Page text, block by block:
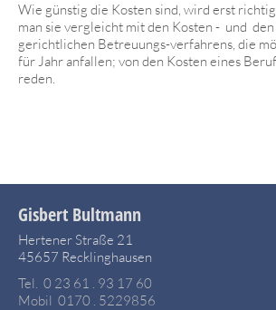
Wie günstig die Kosten sind, wird erst
man sie vergleicht mit den Kosten - und
gerichtlichen Betreuungs-verfahrens, die
für Jahr anfallen; von den Kosten eines
reden.
Gisbert Bultmann
Hertener Straße 21
45657 Recklinghausen
Tel. 0 23 61 . 93 17 60
Mobil 0170 . 5229856